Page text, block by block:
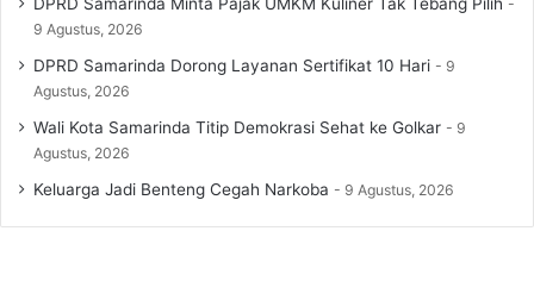
9 Agustus, 2026
DPRD Samarinda Dorong Layanan Sertifikat 10 Hari
9
Agustus, 2026
Wali Kota Samarinda Titip Demokrasi Sehat ke Golkar
9
Agustus, 2026
Keluarga Jadi Benteng Cegah Narkoba 9 Agustus, 2026